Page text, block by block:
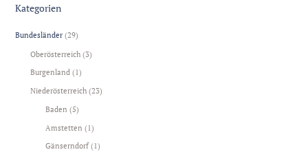
Kategorien
Bundesländer (29)
Oberösterreich (3)
Burgenland (1)
Niederösterreich (23)
Baden (5)
Amstetten (1)
Gänserndorf(1)